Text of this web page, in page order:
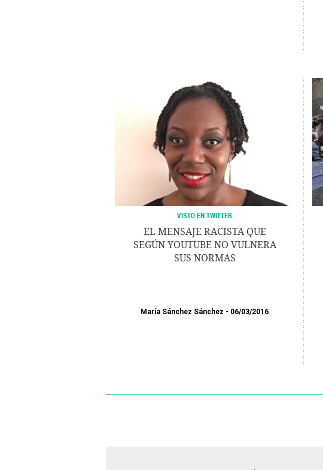
VISTO EN TWITTER
EL MENSAJE RACISTA QUE
SEGÚN YOUTUBE NO VULNERA
SUS NORMAS
María Sánchez Sánchez 06/03/2016